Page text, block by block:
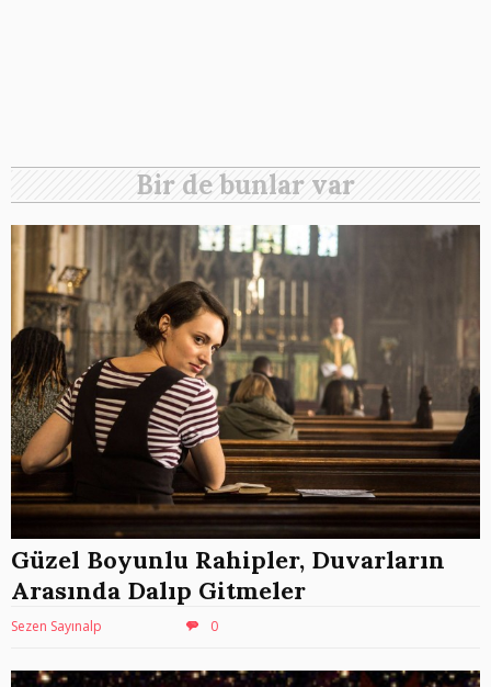
Bir de bunlar var
Güzel Boyunlu Rahipler, Duvarların
Arasında Dalıp Gitmeler
Sezen Sayınalp 0